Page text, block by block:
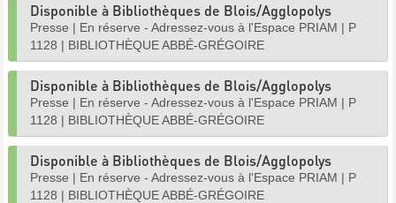
Disponible à Bibliothèques de Blois/Agglopolys
Presse | En réserve - Adressez-vous à l'Espace PRIAM | P
1128 | BIBLIOTHÈQUE ABBÉ-GRÉGOIRE
Disponible à Bibliothèques de Blois/Agglopolys
Presse | En réserve - Adressez-vous à l'Espace PRIAM | P
1128 | BIBLIOTHÈQUE ABBÉ-GRÉGOIRE
Disponible à Bibliothèques de Blois/Agglopolys
Presse | En réserve - Adressez-vous à l'Espace PRIAM | P
1128 | BIBLIOTHÈQUE ABBÉ-GRÉGOIRE